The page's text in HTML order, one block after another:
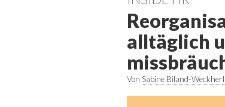
alltäglich
Von Sabine Biland-